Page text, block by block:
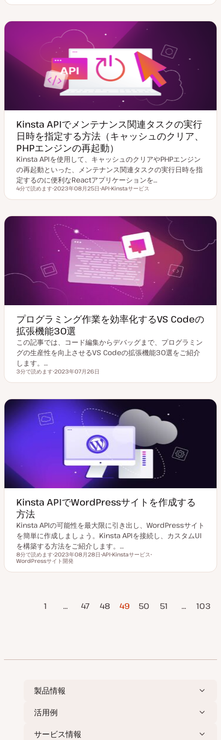
新
ピ
ク
Kinsta APIでメンテナンス関連タスクの実行
日時を指定する方法（キャッシュのクリア、
PHPエンジンの再起動）
Kinsta APIを使用して、キャッシュのクリアやPHPエンジン
の再起動といった、メンテナンス関連タスクの実行日時を指
定するのに便利なReactアプリケーションを…
読むのにかかる時間
4分で読めます
新
2023年08月25日
ピ
ク
API
ピ
ク
Kinstaサービス
プログラミング作業を効率化するVS Codeの
拡張機能30選
この記事では、コード編集からデバッグまで、プログラミン
グの生産性を向上させるVS Codeの拡張機能30選をご紹介
します。…
読むのにかかる時間
3分で読めます
新
2023年07月26日
Kinsta APIでWordPressサイトを作成する
方法
Kinsta APIの可能性を最大限に引き出し、WordPressサイト
を簡単に作成しましょう。Kinsta APIを接続し、カスタムUI
を構築する方法をご紹介します。…
読むのにかかる時間
8分で読めます
更
日
2023年08月28日
ッ
API
ッ
Kinstaサービス
ッ
WordPressサイト開発
ー
1 … 47 48 49 50 51 …
103
製品情報
活用例
サービス情報